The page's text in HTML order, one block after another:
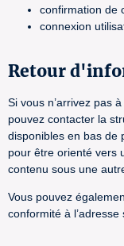
confirmation de
connexion
Retour
Si vous n’arrivez pas
pouvez contacter la
disponibles en bas de
pour être orienté vers
contenu sous une
Vous pouvez
conformité à